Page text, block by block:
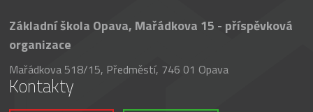
Základní škola Opava, Mařádkova 15 - příspěvková
organizace
Mařádkova 518/15, Předměstí, 746 01 Opava
Kontakty